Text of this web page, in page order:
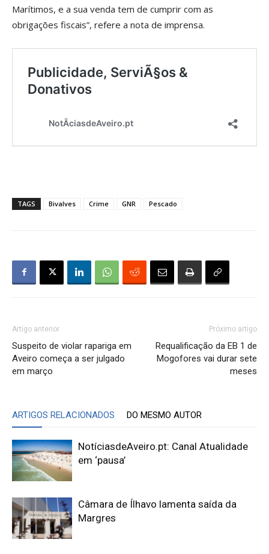
Marítimos, e a sua venda tem de cumprir com as
obrigações fiscais”, refere a nota de imprensa.
TAGS Bivalves Crime GNR Pescado
Artigo anterior
Suspeito de violar rapariga em
Aveiro começa a ser julgado
em março
Próximo artigo
Requalificação da EB 1 de
Mogofores vai durar sete
meses
ARTIGOS RELACIONADOS DO MESMO AUTOR
NotíciasdeAveiro.pt: Canal Atualidade
em ‘pausa’
Câmara de Ílhavo lamenta saída da
Margres